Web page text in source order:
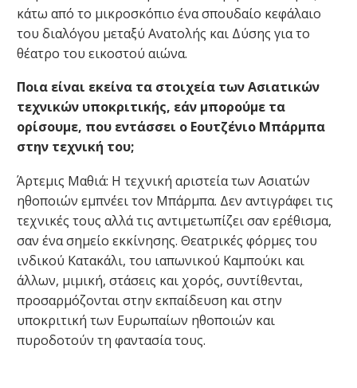
κάτω από το μικροσκόπιο ένα σπουδαίο κεφάλαιο
του διαλόγου μεταξύ Ανατολής και Δύσης για το
θέατρο του εικοστού αιώνα.
Ποια είναι εκείνα τα στοιχεία των Ασιατικών
τεχνικών υποκριτικής, εάν μπορούμε τα
ορίσουμε, που εντάσσει ο Εουτζένιο Μπάρμπα
στην τεχνική του;
Άρτεμις Μαθιά: Η τεχνική αριστεία των Ασιατών
ηθοποιών εμπνέει τον Μπάρμπα. Δεν αντιγράφει τις
τεχνικές τους αλλά τις αντιμετωπίζει σαν ερέθισμα,
σαν ένα σημείο εκκίνησης. Θεατρικές φόρμες του
ινδικού Κατακάλι, του ιαπωνικού Καμπούκι και
άλλων, μιμική, στάσεις και χορός, συντίθενται,
προσαρμόζονται στην εκπαίδευση και στην
υποκριτική των Ευρωπαίων ηθοποιών και
πυροδοτούν τη φαντασία τους.